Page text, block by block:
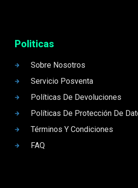
Politicas
Sobre Nosotros
Servicio Posventa
Políticas De Devoluciones
Políticas De Protección De
Términos Y Condiciones
FAQ